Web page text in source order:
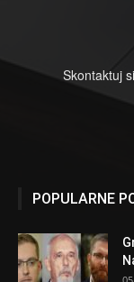
Skontaktuj
POPULARNE